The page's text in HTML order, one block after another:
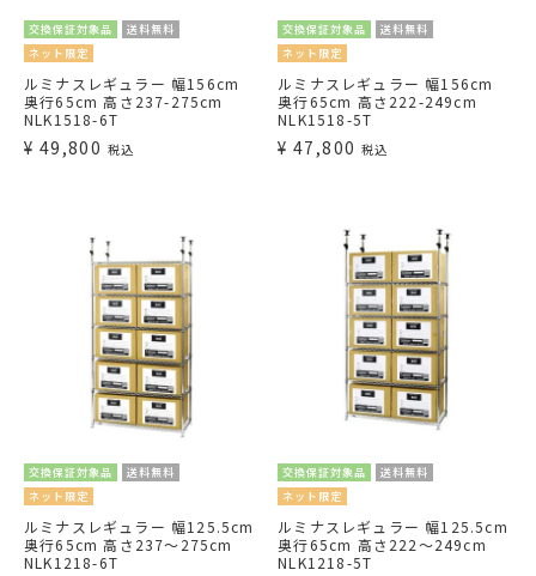
交換保証対象品
送料無料
ネット限定
ルミナスレギュラー 幅156cm
奥行65cm 高さ237-275cm
NLK1518-6T
¥ 49,800 税込
交換保証対象品
送料無料
ネット限定
ルミナスレギュラー 幅156cm
奥行65cm 高さ222-249cm
NLK1518-5T
¥ 47,800 税込
交換保証対象品
送料無料
ネット限定
ルミナスレギュラー 幅125.5cm
奥行65cm 高さ237～275cm
NLK1218-6T
交換保証対象品
送料無料
ネット限定
ルミナスレギュラー 幅125.5cm
奥行65cm 高さ222～249cm
NLK1218-5T